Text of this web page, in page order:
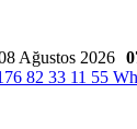
Ağustos 2026
82 33 11 55